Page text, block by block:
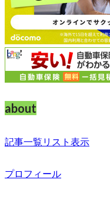
about
記事一覧リスト表示
プロフィール